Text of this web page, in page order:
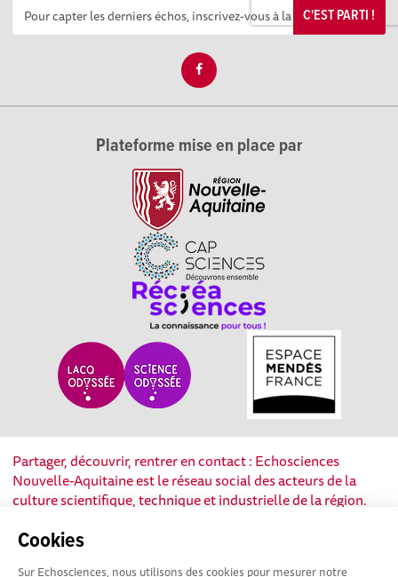
Cookies
Sur Echosciences, nous utilisons des cookies pour mesurer notre
C'EST PARTI !
Plateforme mise en place par
Partager, découvrir, rentrer en contact : Echosciences
Nouvelle-Aquitaine est le réseau social des acteurs de la
culture scientifique, technique et industrielle de la région.
Mentions légales
|Ligne éditoriale